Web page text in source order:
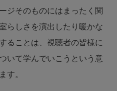
ジそのものにはまったく関
らしさを演出したり暖かな
ることは、視聴者の皆様に
いて学んでいこうという意
す。